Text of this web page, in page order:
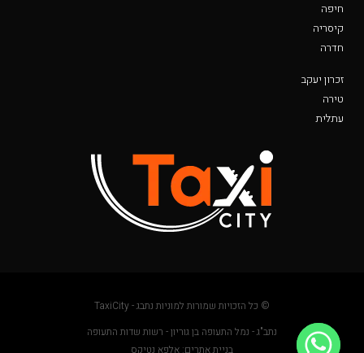
חיפה
קיסריה
חדרה
זכרון יעקב
טירה
עתלית
© כל הזכויות שמורות למוניות נתבג - TaxiCity
נתב"ג - נמל התעופה בן גוריון - רשות שדות התעופה
בניית אתרים: אלפא נטיקס